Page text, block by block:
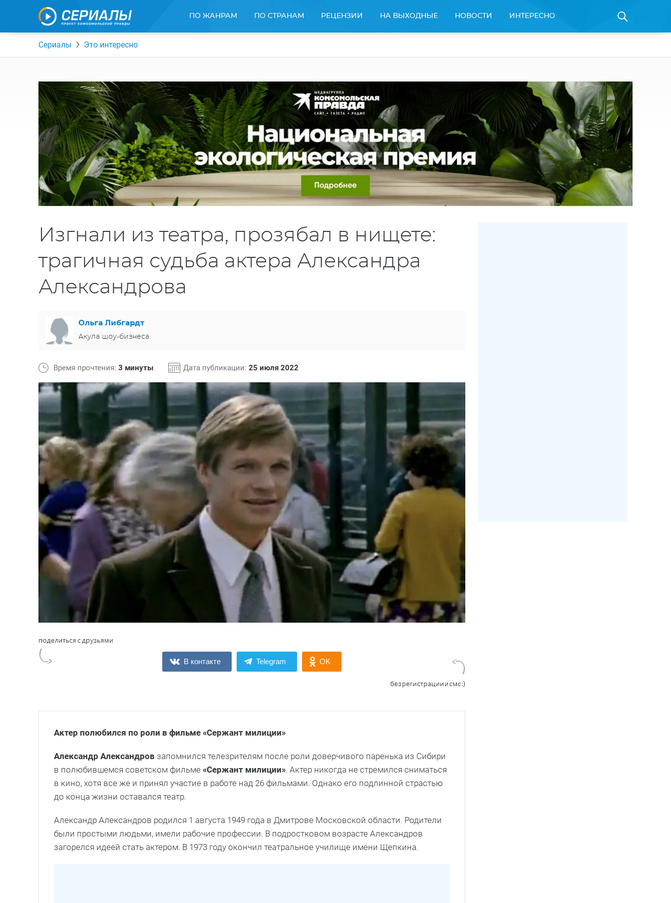
ПО ЖАНРАМ ПО СТРАНАМ РЕЦЕНЗИИ НА ВЫХОДНЫЕ НОВОСТИ ИНТЕРЕСНО
Сериалы Это интересно
Изгнали из театра, прозябал в нищете:
трагичная судьба актера Александра
Александрова
Ольга Либгардт
Акула шоу-бизнеса
Время прочтения: 3 минуты Дата публикации: 25 июля 2022
В контакте Telegram OK
Актер полюбился по роли в фильме «Сержант милиции»
Александр Александров запомнился телезрителям после роли доверчивого паренька из Сибири
в полюбившемся советском фильме «Сержант милиции». Актер никогда не стремился сниматься
в кино, хотя все же и принял участие в работе над 26 фильмами. Однако его подлинной страстью
до конца жизни оставался театр.
Александр Александров родился 1 августа 1949 года в Дмитрове Московской области. Родители
были простыми людьми, имели рабочие профессии. В подростковом возрасте Александров
загорелся идеей стать актером. В 1973 году окончил театральное училище имени Щепкина.